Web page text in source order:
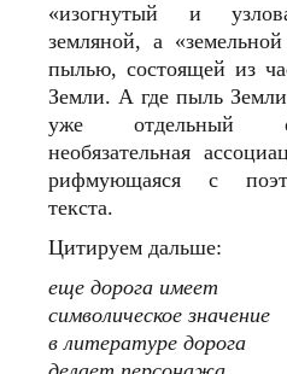
«изогнутый и
земляной, а
пылью, состоящей из
Земли. А где пыль
уже отдельный
необязательная
рифмующаяся с
текста.
Цитируем дальше:
еще дорога имеет
символическое значение
в литературе дорога